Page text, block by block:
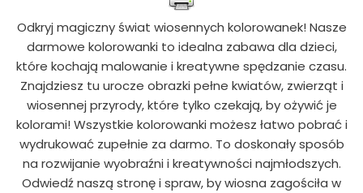
Odkryj magiczny świat wiosennych kolorowanek! Nasze
darmowe kolorowanki to idealna zabawa dla dzieci,
które kochają malowanie i kreatywne spędzanie czasu.
Znajdziesz tu urocze obrazki pełne kwiatów, zwierząt i
wiosennej przyrody, które tylko czekają, by ożywić je
kolorami! Wszystkie kolorowanki możesz łatwo pobrać i
wydrukować zupełnie za darmo. To doskonały sposób
na rozwijanie wyobraźni i kreatywności najmłodszych.
Odwiedź naszą stronę i spraw, by wiosna zagościła w